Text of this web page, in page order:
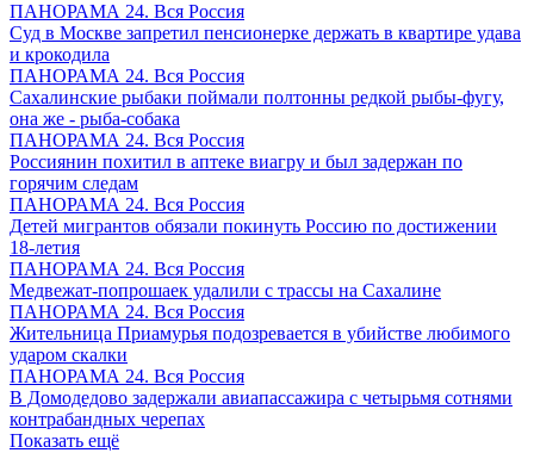
ПАНОРАМА 24. Вся Россия
Суд в Москве запретил пенсионерке держать в квартире удава
и крокодила
ПАНОРАМА 24. Вся Россия
Сахалинские рыбаки поймали полтонны редкой рыбы-фугу,
она же - рыба-собака
ПАНОРАМА 24. Вся Россия
Россиянин похитил в аптеке виагру и был задержан по
горячим следам
ПАНОРАМА 24. Вся Россия
Детей мигрантов обязали покинуть Россию по достижении
18-летия
ПАНОРАМА 24. Вся Россия
Медвежат-попрошаек удалили с трассы на Сахалине
ПАНОРАМА 24. Вся Россия
Жительница Приамурья подозревается в убийстве любимого
ударом скалки
ПАНОРАМА 24. Вся Россия
В Домодедово задержали авиапассажира с четырьмя сотнями
контрабандных черепах
Показать ещё